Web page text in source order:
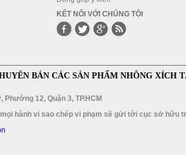
KẾT NỐI VỚI CHÚNG TÔI
BÁN CÁC SẢN PHẨM NHÔNG XÍCH
Phường 12, Quận 3, TP.HCM
hành vi sao chép vi phạm sẽ gửi tới cục sở hữu